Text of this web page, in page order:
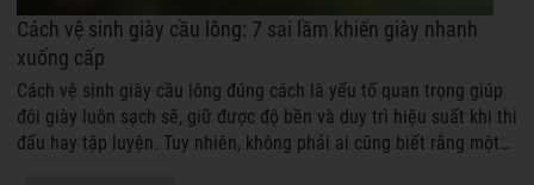
Cách vệ sinh giày cầu lông: 7 sai lầm khiến giày nhanh
xuống cấp
Cách vệ sinh giày cầu lông đúng cách là yếu tố quan trọng giúp
đôi giày luôn sạch sẽ, giữ được độ bền và duy trì hiệu suất khi thi
đấu hay tập luyện. Tuy nhiên, không phải ai cũng biết rằng một